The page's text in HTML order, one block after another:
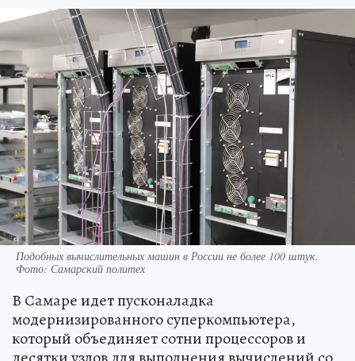
Подобных вычислительных машин в России не более 100 штук.
Фото: Самарский политех
В Самаре идет пусконаладка
модернизированного суперкомпьютера,
который объединяет сотни процессоров и